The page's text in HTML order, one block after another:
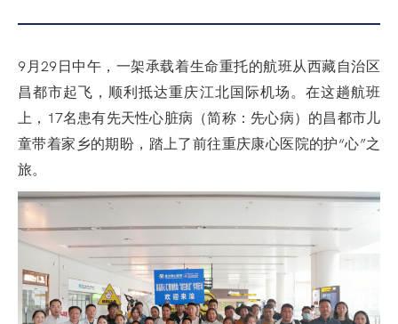
9月29日中午，一架承载着生命重托的航班从西藏自治区
昌都市起飞，顺利抵达重庆江北国际机场。在这趟航班
上，17名患有先天性心脏病（简称：先心病）的昌都市儿
童带着家乡的期盼，踏上了前往重庆康心医院的护“心”之
旅。